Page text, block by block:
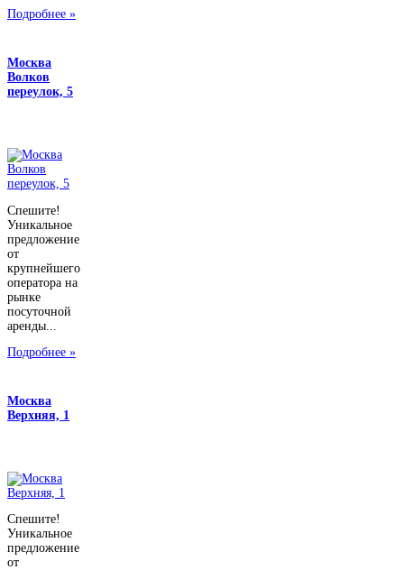
Подробнее »
Москва
Волков
переулок, 5
Спешите!
Уникальное
предложение
от
крупнейшего
оператора на
рынке
посуточной
аренды...
Подробнее »
Москва
Верхняя, 1
Спешите!
Уникальное
предложение
от